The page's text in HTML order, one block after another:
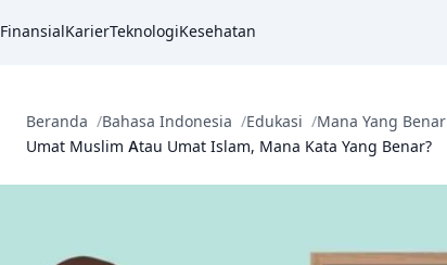
FinansialKarierTeknologiKesehatan
Beranda Bahasa Indonesia Edukasi
Mana Yang Benar
Umat Muslim Atau Umat Islam, Mana Kata Yang Benar?